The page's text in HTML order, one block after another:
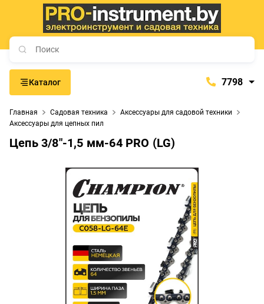
Каталог 7798
+375 (29) 765-57-74
с 9:00 до 21:00
Выходные дни: с 9:00 до 20:00
Главная Садовая техника
Аксессуары для садовой техники
Аксессуары для цепных пил
Цепь 3/8"-1,5 мм-64 PRO (LG)